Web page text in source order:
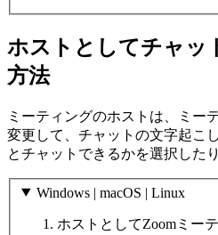
ホストとしてチャッ
方法
ミーティングのホストは、ミー
変更して、チャットの文字起こ
とチャットできるかを選択した
Windows | macOS | Linux
ホストとしてZoomミー